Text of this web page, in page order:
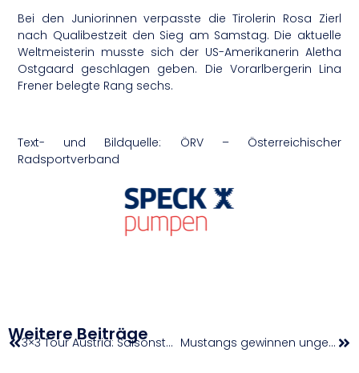
Bei den Juniorinnen verpasste die Tirolerin Rosa Zierl
nach Qualibestzeit den Sieg am Samstag. Die aktuelle
Weltmeisterin musste sich der US-Amerikanerin Aletha
Ostgaard geschlagen geben. Die Vorarlbergerin Lina
Frener belegte Rang sechs.
Text- und Bildquelle: ÖRV – Österreichischer
Radsportverband
Weitere Beiträge 3×3 Tour Austria: Saisonstart in Enns mit internationaler Besetzung Mustangs gewinnen ungefährdet und stellen auf 1:0 im Finale